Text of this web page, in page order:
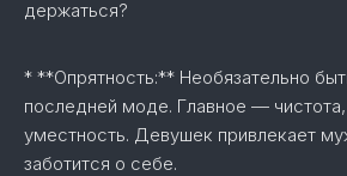
держаться?
* **Опрятность:** Необязательно
последней моде. Главное — чистота,
уместность. Девушек привлекает
заботится о себе.